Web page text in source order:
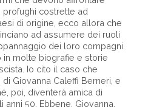
costrette ad
di origine, ecco allora che
ad assumere dei ruoli
dei loro compagni.
molte biografie e storie
Io cito il caso che
Giovanna Caleffi Berneri, e
poi, diventerà amica di
50. Ebbene, Giovanna,